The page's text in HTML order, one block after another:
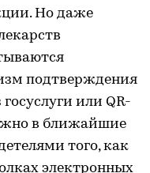
Но даже
подтверждения
или QR-
в ближайшие
того, как
электронных